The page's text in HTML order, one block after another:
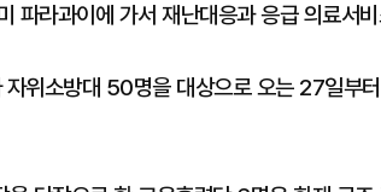
파라과이에 가서 재난대응과 응급 의료서
위소방대 50명을 대상으로 오는 27일부